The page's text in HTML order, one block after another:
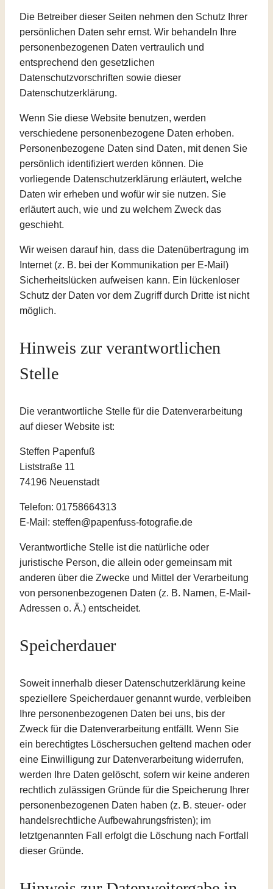
Die Betreiber dieser Seiten nehmen den Schutz Ihrer
persönlichen Daten sehr ernst. Wir behandeln Ihre
personenbezogenen Daten vertraulich und
entsprechend den gesetzlichen
Datenschutzvorschriften sowie dieser
Datenschutzerklärung.
Wenn Sie diese Website benutzen, werden
verschiedene personenbezogene Daten erhoben.
Personenbezogene Daten sind Daten, mit denen Sie
persönlich identifiziert werden können. Die
vorliegende Datenschutzerklärung erläutert, welche
Daten wir erheben und wofür wir sie nutzen. Sie
erläutert auch, wie und zu welchem Zweck das
geschieht.
Wir weisen darauf hin, dass die Datenübertragung im
Internet (z. B. bei der Kommunikation per E-Mail)
Sicherheitslücken aufweisen kann. Ein lückenloser
Schutz der Daten vor dem Zugriff durch Dritte ist nicht
möglich.
Hinweis zur verantwortlichen
Stelle
Die verantwortliche Stelle für die Datenverarbeitung
auf dieser Website ist:
Steffen Papenfuß
Liststraße 11
74196 Neuenstadt
Telefon: 01758664313
E-Mail: steffen@papenfuss-fotografie.de
Verantwortliche Stelle ist die natürliche oder
juristische Person, die allein oder gemeinsam mit
anderen über die Zwecke und Mittel der Verarbeitung
von personenbezogenen Daten (z. B. Namen, E-Mail-
Adressen o. Ä.) entscheidet.
Speicherdauer
Soweit innerhalb dieser Datenschutzerklärung keine
speziellere Speicherdauer genannt wurde, verbleiben
Ihre personenbezogenen Daten bei uns, bis der
Zweck für die Datenverarbeitung entfällt. Wenn Sie
ein berechtigtes Löschersuchen geltend machen oder
eine Einwilligung zur Datenverarbeitung widerrufen,
werden Ihre Daten gelöscht, sofern wir keine anderen
rechtlich zulässigen Gründe für die Speicherung Ihrer
personenbezogenen Daten haben (z. B. steuer- oder
handelsrechtliche Aufbewahrungsfristen); im
letztgenannten Fall erfolgt die Löschung nach Fortfall
dieser Gründe.